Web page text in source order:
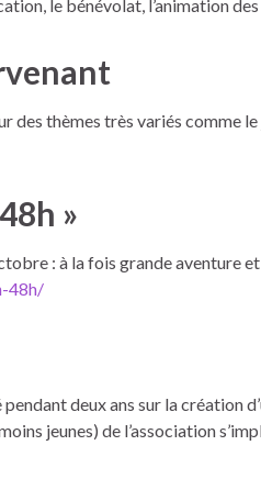
le bénévolat, l’animation des
des thèmes très variés
»
: à la fois grande aventure
48h/
deux ans sur la création
jeunes) de l’association